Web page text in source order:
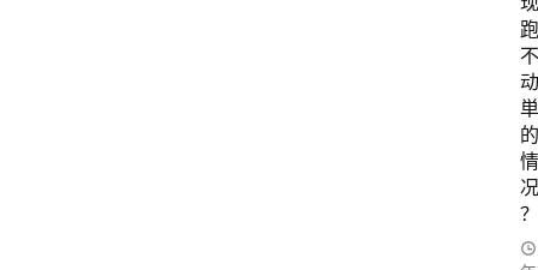
跑
不
动
単
的
情
况
？